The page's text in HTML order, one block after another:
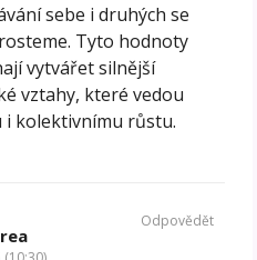
sebe i druhých se
Tyto hodnoty
vytvářet silnější
vztahy, které vedou
i kolektivnímu růstu.
Odpovědět